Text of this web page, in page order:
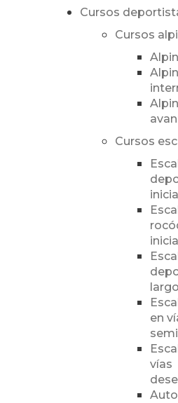
Cursos
Cursos
Cursos
en
vías